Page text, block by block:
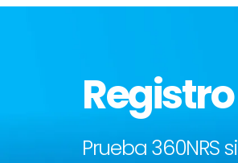
Registro
Prueba 360NRS